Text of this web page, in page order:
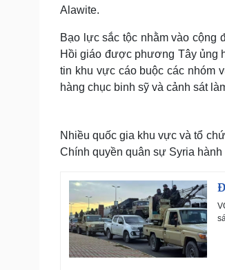
Cải chính
Alawite.
Bạo lực sắc tộc nhằm vào cộng
Hồi giáo được phương Tây ủng
tin khu vực cáo buộc các nhóm
hàng chục binh sỹ và cảnh sát
Nhiều quốc gia khu vực và tổ
Chính quyền quân sự Syria